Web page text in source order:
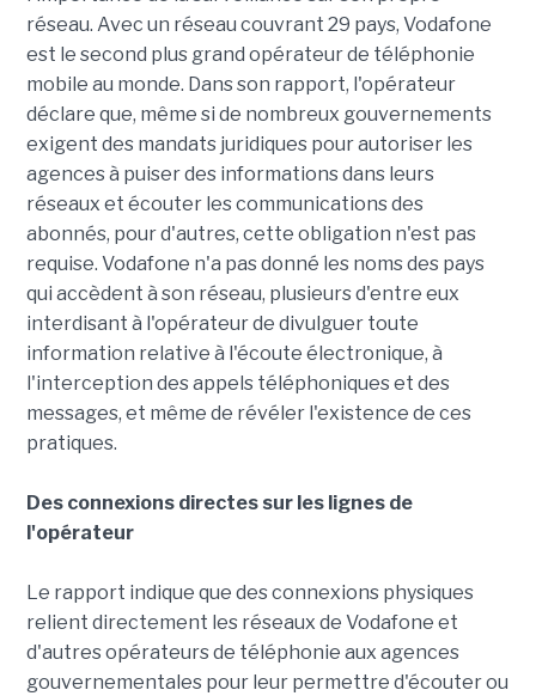
réseau. Avec un réseau couvrant 29 pays, Vodafone
est le second plus grand opérateur de téléphonie
mobile au monde. Dans son rapport, l'opérateur
déclare que, même si de nombreux gouvernements
exigent des mandats juridiques pour autoriser les
agences à puiser des informations dans leurs
réseaux et écouter les communications des
abonnés, pour d'autres, cette obligation n'est pas
requise. Vodafone n'a pas donné les noms des pays
qui accèdent à son réseau, plusieurs d'entre eux
interdisant à l'opérateur de divulguer toute
information relative à l'écoute électronique, à
l'interception des appels téléphoniques et des
messages, et même de révéler l'existence de ces
pratiques.
Des connexions directes sur les lignes de
l'opérateur
Le rapport indique que des connexions physiques
relient directement les réseaux de Vodafone et
d'autres opérateurs de téléphonie aux agences
gouvernementales pour leur permettre d'écouter ou